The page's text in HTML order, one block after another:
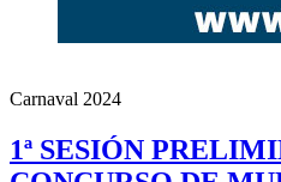
Carnaval 2024
1ª SESIÓN